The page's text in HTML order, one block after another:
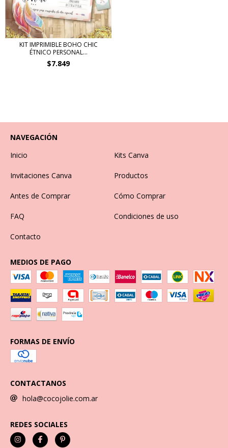
KIT IMPRIMIBLE BOHO CHIC
ÉTNICO PERSONAL...
$7.849
NAVEGACIÓN
Inicio
Kits Canva
Invitaciones Canva Productos
Antes de Comprar Cómo Comprar
FAQ Condiciones de uso
Contacto
MEDIOS DE PAGO
FORMAS DE ENVÍO
CONTACTANOS
hola@cocojolie.com.ar
REDES SOCIALES